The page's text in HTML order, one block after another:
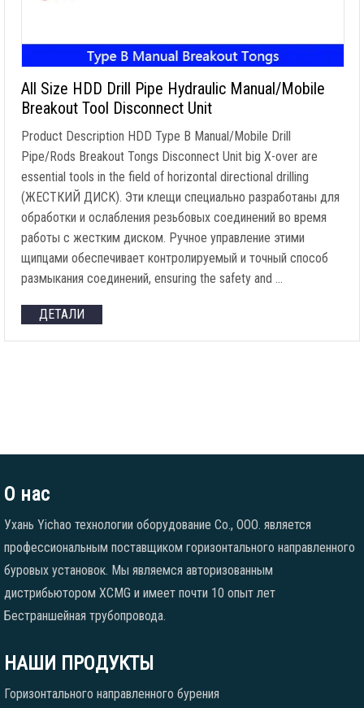
All Size HDD Drill Pipe Hydraulic Manual/Mobile
Breakout Tool Disconnect Unit
Product Description HDD Type B Manual/Mobile Drill
Pipe/Rods Breakout Tongs Disconnect Unit big X-over are
essential tools in the field of horizontal directional drilling
(ЖЕСТКИЙ ДИСК). Эти клещи специально разработаны для
обработки и ослабления резьбовых соединений во время
работы с жестким диском. Ручное управление этими
щипцами обеспечивает контролируемый и точный способ
размыкания соединений, ensuring the safety and …
ДЕТАЛИ
О нас
Ухань Yichao технологии оборудование Co., ООО. является
профессиональным поставщиком горизонтального направленного
буровых установок. Мы являемся авторизованным
дистрибьютором XCMG и имеет почти 10 опыт лет
Бестраншейная трубопровода.
НАШИ ПРОДУКТЫ
Горизонтального направленного бурения